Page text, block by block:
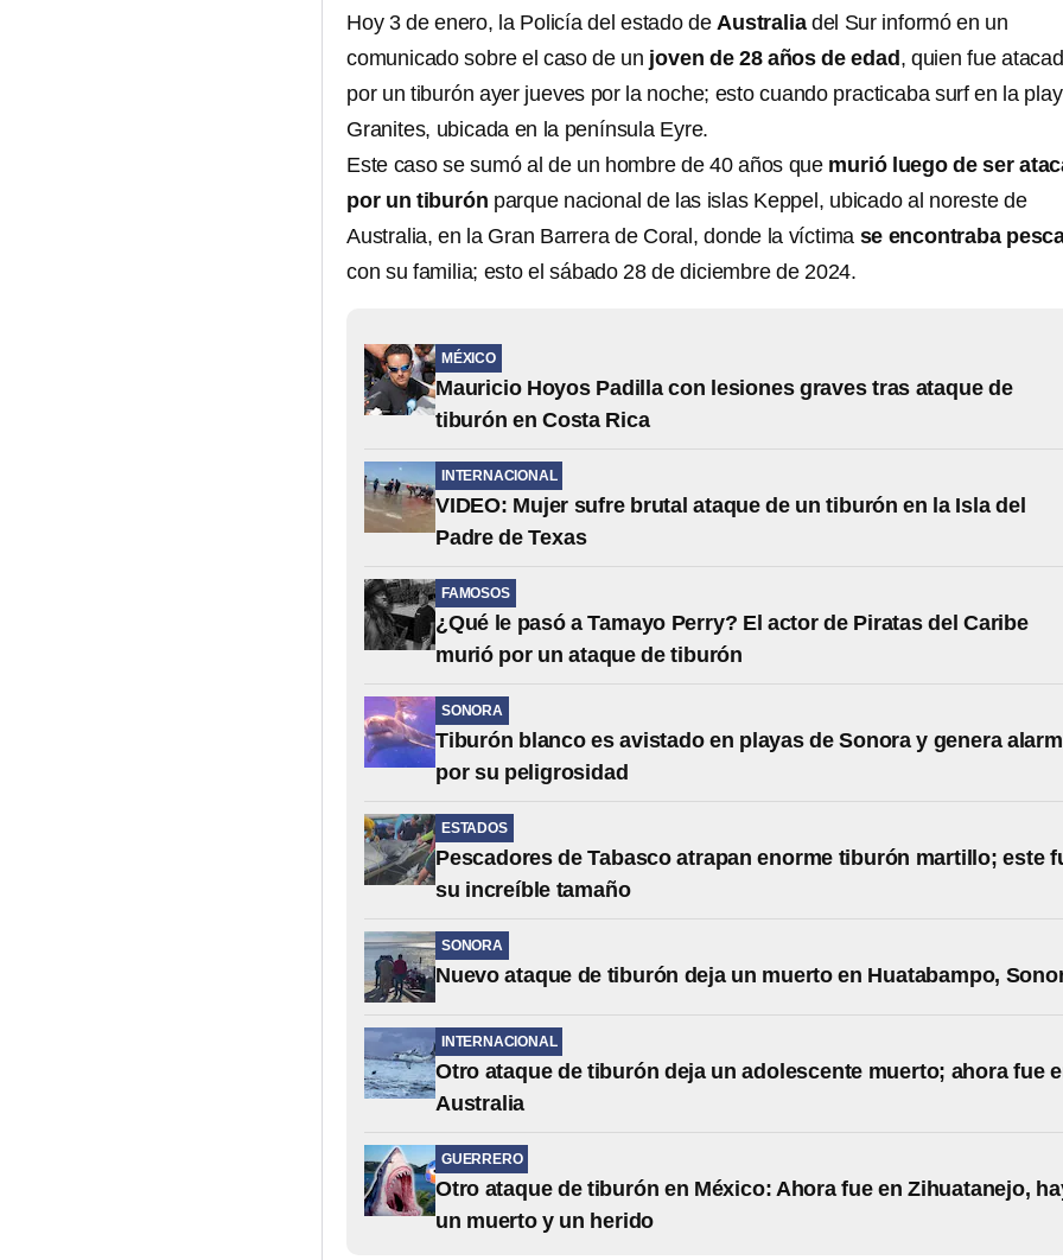
Hoy 3 de enero, la Policía del estado deAustraliadel Sur informó en un
comunicado sobre el caso de un joven de 28 años de edad , quien fue
por un tiburón ayer jueves por la noche; esto cuando practicaba surf en la
Granites, ubicada en la península Eyre.
Este caso se sumó al de un hombre de 40 años que murió luego de ser
por un tiburón parque nacional de las islas Keppel, ubicado al noreste de
Australia, en la Gran Barrera de Coral, donde la víctima se encontraba
con su familia; esto el sábado 28 de diciembre de 2024.
MÉXICO
Mauricio Hoyos Padilla con lesiones graves tras ataque de
tiburón en Costa Rica
INTERNACIONAL
VIDEO: Mujer sufre brutal ataque de un tiburón en la Isla del
Padre de Texas
FAMOSOS
¿Qué le pasó a Tamayo Perry? El actor de Piratas del Caribe
murió por un ataque de tiburón
SONORA
Tiburón blanco es avistado en playas de Sonora y genera
por su peligrosidad
ESTADOS
Pescadores de Tabasco atrapan enorme tiburón martillo; este
su increíble tamaño
SONORA
Nuevo ataque de tiburón deja un muerto en Huatabampo,
INTERNACIONAL
Otro ataque de tiburón deja un adolescente muerto; ahora fue
Australia
GUERRERO
Otro ataque de tiburón en México: Ahora fue en Zihuatanejo,
un muerto y un herido